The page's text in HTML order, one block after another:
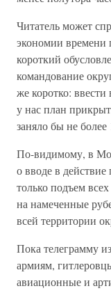
Читатель может
экономии времени
короткий
командование
же коротко:
у нас план
заняло бы не
По-видимому, в
о вводе в
только подъем
на намеченные
всей территории
Пока телеграмму
армиям,
авиационные и